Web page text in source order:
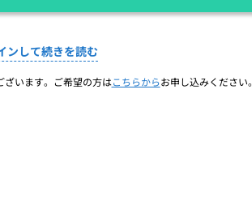
ンして続きを読む
ざいます。ご希望の方はこちらからお申し込みください。